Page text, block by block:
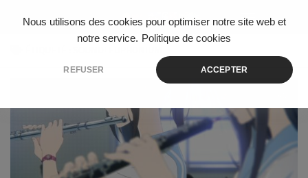
Nous utilisons des cookies pour optimiser notre site web et
notre service. Politique de cookies
REFUSER ACCEPTER
Skip to content